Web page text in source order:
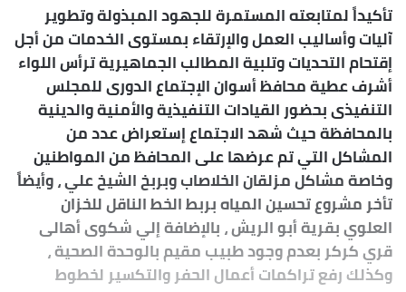
تأكيداً لمتابعته المستمرة للجهود المبذولة وتطوير
آليات وأساليب العمل والإرتقاء بمستوى الخدمات من أجل
إقتحام التحديات وتلبية المطالب الجماهيرية ترأس اللواء
أشرف عطية محافظ أسوان الإجتماع الدورى للمجلس
التنفيذى بحضور القيادات التنفيذية والأمنية والدينية
بالمحافظة حيث شهد الاجتماع إستعراض عدد من
المشاكل التي تم عرضها على المحافظ من المواطنين
وخاصة مشاكل مزلقان الخلاصاب وبربخ الشيخ علي ، وأيضاً
تأخر مشروع تحسين المياه بربط الخط الناقل للخزان
العلوي بقرية أبو الريش ، بالإضافة إلي شكوى أهالى
قري كركر بعدم وجود طبيب مقيم بالوحدة الصحية ،
وكذلك رفع تراكمات أعمال الحفر والتكسير لخطوط